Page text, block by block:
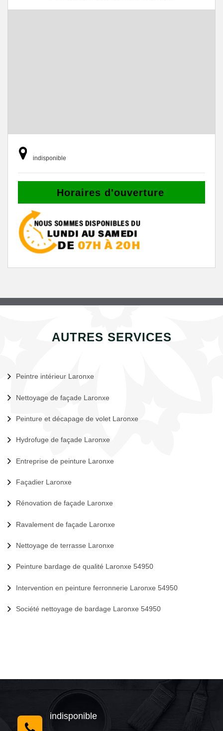
indisponible
Horaires d'ouverture
AUTRES SERVICES
Peintre intérieur Laronxe
Nettoyage de façade Laronxe
Peinture et décapage de volet Laronxe
Hydrofuge de façade Laronxe
Entreprise de peinture Laronxe
Façadier Laronxe
Rénovation de façade Laronxe
Ravalement de façade Laronxe
Nettoyage de terrasse Laronxe
Peinture bardage de qualité Laronxe 54950
Intervention en peinture ferronnerie Laronxe 54950
Société nettoyage de bardage Laronxe 54950
indisponible